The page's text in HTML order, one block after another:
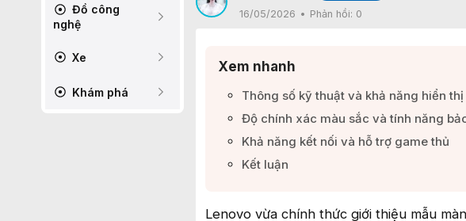
Đồ công
nghệ
Xe
Khám phá
16/05/2026
Phản hồi: 0
Xem nhanh
Thông số kỹ thuật và khả năng hiển thị​
Độ chính xác màu sắc và tính năng
Khả năng kết nối và hỗ trợ game thủ​
Kết luận​
Lenovo vừa chính thức giới thiệu mẫu